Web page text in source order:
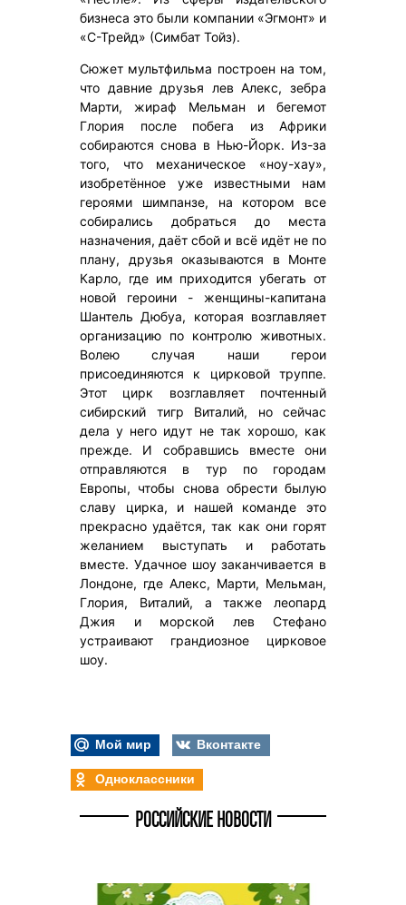
бизнеса это были компании «Эгмонт» и
«С-Трейд» (Симбат Тойз).
Сюжет мультфильма построен на том,
что давние друзья лев Алекс, зебра
Марти, жираф Мельман и бегемот
Глория после побега из Африки
собираются снова в Нью-Йорк. Из-за
того, что механическое «ноу-хау»,
изобретённое уже известными нам
героями шимпанзе, на котором все
собирались добраться до места
назначения, даёт сбой и всё идёт не по
плану, друзья оказываются в Монте
Карло, где им приходится убегать от
новой героини - женщины-капитана
Шантель Дюбуа, которая возглавляет
организацию по контролю животных.
Волею случая наши герои
присоединяются к цирковой труппе.
Этот цирк возглавляет почтенный
сибирский тигр Виталий, но сейчас
дела у него идут не так хорошо, как
прежде. И собравшись вместе они
отправляются в тур по городам
Европы, чтобы снова обрести былую
славу цирка, и нашей команде это
прекрасно удаётся, так как они горят
желанием выступать и работать
вместе. Удачное шоу заканчивается в
Лондоне, где Алекс, Марти, Мельман,
Глория, Виталий, а также леопард
Джия и морской лев Стефано
устраивают грандиозное цирковое
шоу.
Мой мир
Вконтакте
Одноклассники
РОССИЙСКИЕ НОВОСТИ